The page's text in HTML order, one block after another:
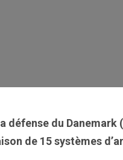
du Danemark
de 15 systèmes